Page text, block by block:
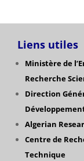
Liens utiles
Ministère de
Recherche
Direction
Algerian
Centre de
Technique